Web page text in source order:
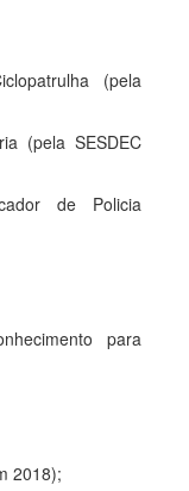
(pela
(pela SESDEC
de Policia
para
2018);